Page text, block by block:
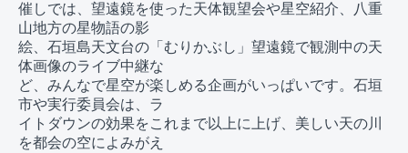
催しでは、望遠鏡を使った天体観望会や星空紹介、八重
山地方の星物語の影
絵、石垣島天文台の「むりかぶし」望遠鏡で観測中の天
体画像のライブ中継な
ど、みんなで星空が楽しめる企画がいっぱいです。石垣
市や実行委員会は、ラ
イトダウンの効果をこれまで以上に上げ、美しい天の川
を都会の空によみがえ